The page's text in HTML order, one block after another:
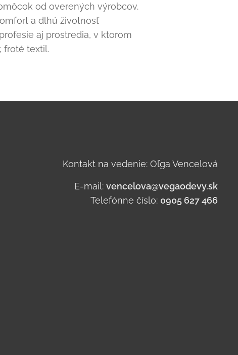
od overených výrobcov.
a dlhú životnosť
aj prostredia, v ktorom
froté textil.
Kontakt na vedenie: Oľga Vencelová
E-mail: vencelova@vegaodevy.sk
Telefónne číslo: 0905 627 466